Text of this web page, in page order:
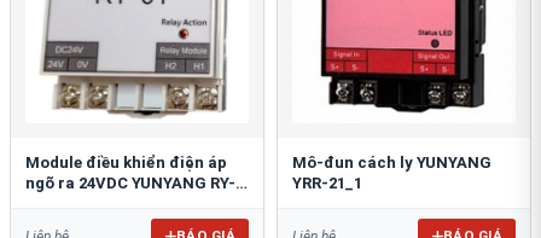
Module điều khiển điện áp
ngõ ra 24VDC YUNYANG RY-
Mô-đun cách ly YUNYANG
YRR-21_1